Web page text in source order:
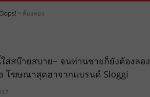
> ต้องลอง
ส่สบ๊ายสบาย~ จนท่านชายก็ยังต้องลอง
โฆษณาสุดฮาจากแบรนด์ Sloggi